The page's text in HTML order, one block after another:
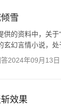
雪
供的资料中，关
玄幻言情小说，
2024年09月13
效果